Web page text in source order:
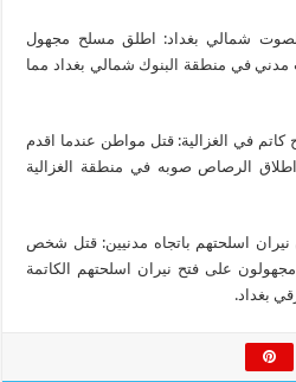
للصوت شمالي بغداد: اطلق مسلح مجهول
في منطقة البنوك شمالي بغداد مما
كاتم في الغزالية: قتل مواطن عندما اقدم
الرصاص صوبه في منطقة الغزالية
نيران اسلحتهم باتجاه مدنيين: قتل شخص
على فتح نيران اسلحتهم الكاتمة
بغداد.